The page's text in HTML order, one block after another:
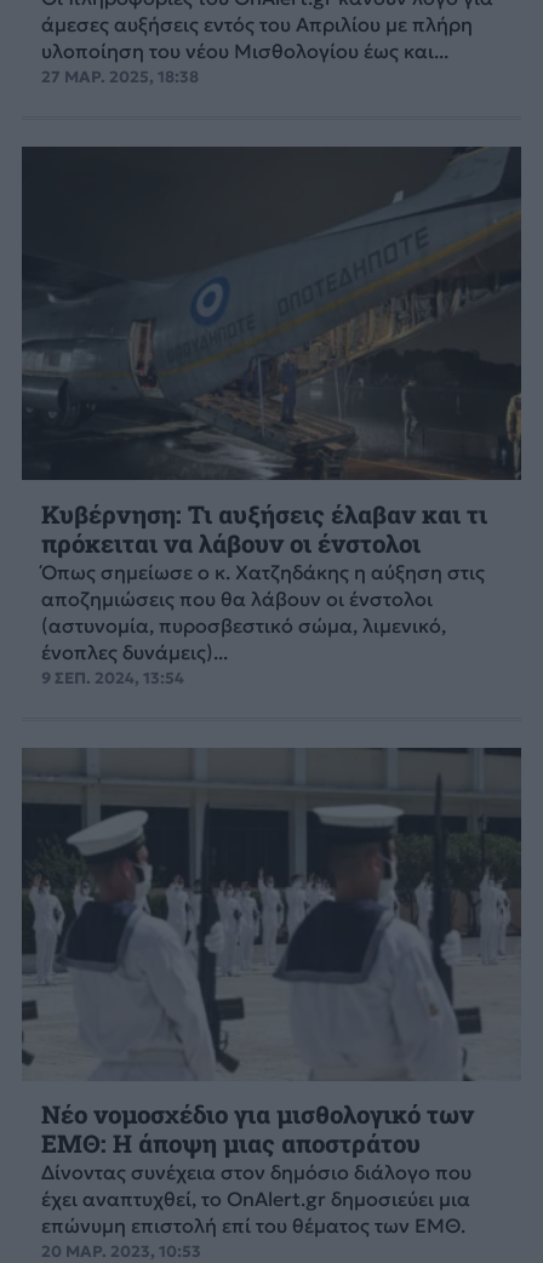
άμεσες αυξήσεις εντός του Απριλίου με πλήρη
υλοποίηση του νέου Μισθολογίου έως και...
27 ΜΑΡ. 2025, 18:38
Κυβέρνηση: Τι αυξήσεις έλαβαν και τι
πρόκειται να λάβουν οι ένστολοι
Όπως σημείωσε ο κ. Χατζηδάκης η αύξηση στις
αποζημιώσεις που θα λάβουν οι ένστολοι
(αστυνομία, πυροσβεστικό σώμα, λιμενικό,
ένοπλες δυνάμεις)...
9 ΣΕΠ. 2024, 13:54
Νέο νομοσχέδιο για μισθολογικό των
ΕΜΘ: Η άποψη μιας αποστράτου
Δίνοντας συνέχεια στον δημόσιο διάλογο που
έχει αναπτυχθεί, το OnAlert.gr δημοσιεύει μια
επώνυμη επιστολή επί του θέματος των ΕΜΘ.
20 ΜΑΡ. 2023, 10:53